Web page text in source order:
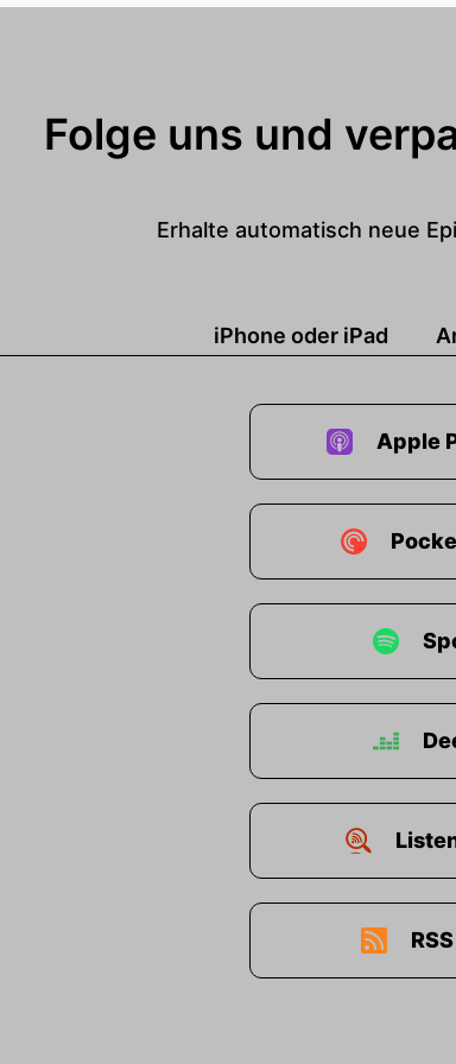
Folge uns und
Erhalte automatisch neue
iPhone oder iPad
Apple